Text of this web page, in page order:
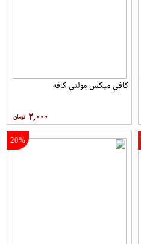
کافي ميکس مولتي کافه
۲,۰۰۰
20%